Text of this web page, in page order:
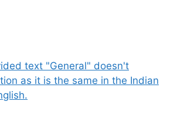
text "General" doesn't
as it is the same in the Indian